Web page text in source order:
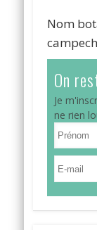
Nom
On
Je
ne rien